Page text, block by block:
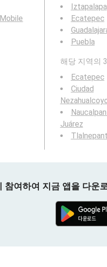
Iztapalapa
Ecatepec
Puebla
해당 지역의
Ecatepec
Ciudad
Juárez
참여하여 지금 앱을 다운